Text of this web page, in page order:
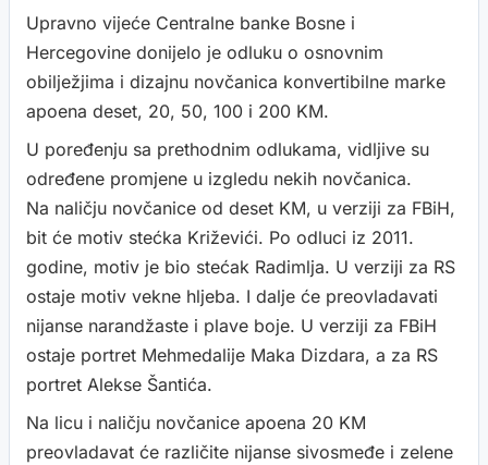
Upravno vijeće Centralne banke Bosne i
Hercegovine donijelo je odluku o osnovnim
obilježjima i dizajnu novčanica konvertibilne marke
apoena deset, 20, 50, 100 i 200 KM.
U poređenju sa prethodnim odlukama, vidljive su
određene promjene u izgledu nekih novčanica.
Na naličju novčanice od deset KM, u verziji za FBiH,
bit će motiv stećka Križevići. Po odluci iz 2011.
godine, motiv je bio stećak Radimlja. U verziji za RS
ostaje motiv vekne hljeba. I dalje će preovladavati
nijanse narandžaste i plave boje. U verziji za FBiH
ostaje portret Mehmedalije Maka Dizdara, a za RS
portret Alekse Šantića.
Na licu i naličju novčanice apoena 20 KM
preovladavat će različite nijanse sivosmeđe i zelene